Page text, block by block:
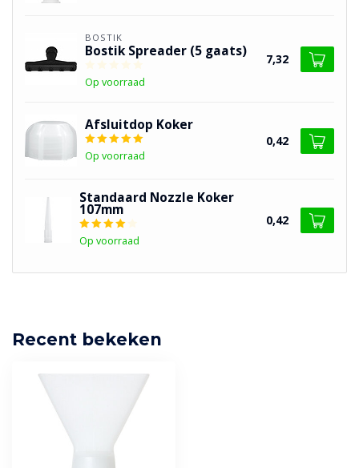
BOSTIK
Bostik Spreader (5 gaats)
Op voorraad
7,32
Afsluitdop Koker
Op voorraad
0,42
Standaard Nozzle Koker
107mm
Op voorraad
0,42
Recent bekeken